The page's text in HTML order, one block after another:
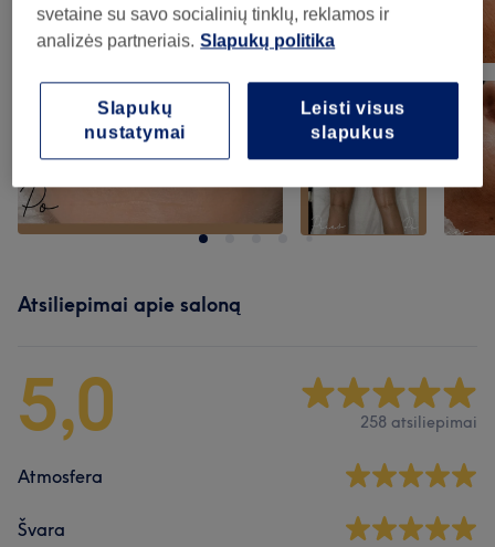
Atsiliepimai apie saloną
5,0 258 atsiliepimai
Atmosfera
Švara
svetaine su savo socialinių tinklų, reklamos ir
analizės partneriais. Slapukų politika
Leisti visus
slapukus
Slapukų
nustatymai